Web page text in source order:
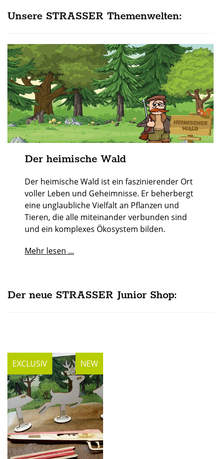
Unsere STRASSER Themenwelten:
Der heimische Wald
Der heimische Wald ist ein faszinierender Ort
voller Leben und Geheimnisse. Er beherbergt
eine unglaubliche Vielfalt an Pflanzen und
Tieren, die alle miteinander verbunden sind
und ein komplexes Ökosystem bilden.
Mehr lesen ...
Der neue STRASSER Junior Shop:
NEW
EXCLUSIV